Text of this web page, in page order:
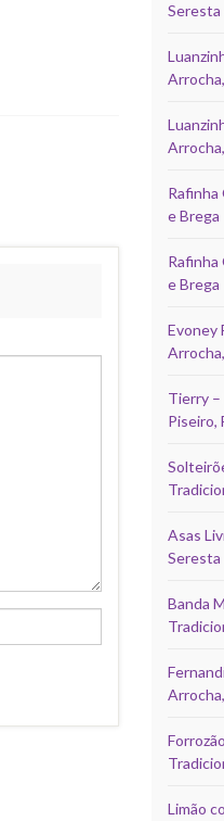
Seresta
Rafinha
e Brega
Rafinha
e Brega
Evoney
Tierry –
Piseiro,
Asas
Seresta
Banda
Limão